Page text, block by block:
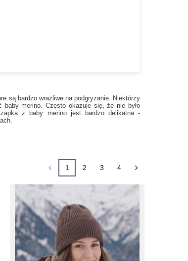
są bardzo wrażliwe na podgryzanie. Niektórzy
merino. Często okazuje się, że nie było
z baby merino jest bardzo delikatna -
1 2 3 4